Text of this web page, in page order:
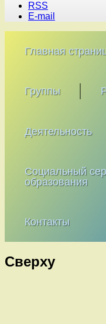
содержимому
RSS
E-mail
Главная
Группы
Деятельность
Социальный
образования
Контакты
Сверху